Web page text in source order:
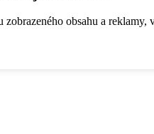
obsahu a